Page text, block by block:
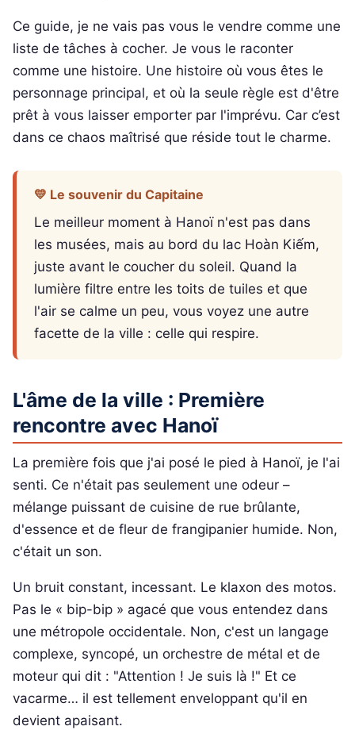
Ce guide, je ne vais pas vous le vendre comme une
liste de tâches à cocher. Je vous le raconter
comme une histoire. Une histoire où vous êtes le
personnage principal, et où la seule règle est d'être
prêt à vous laisser emporter par l'imprévu. Car c’est
dans ce chaos maîtrisé que réside tout le charme.
💛 Le souvenir du Capitaine
Le meilleur moment à Hanoï n'est pas dans
les musées, mais au bord du lac Hoàn Kiếm,
juste avant le coucher du soleil. Quand la
lumière filtre entre les toits de tuiles et que
l'air se calme un peu, vous voyez une autre
facette de la ville : celle qui respire.
L'âme de la ville : Première
rencontre avec Hanoï
La première fois que j'ai posé le pied à Hanoï, je l'ai
senti. Ce n'était pas seulement une odeur –
mélange puissant de cuisine de rue brûlante,
d'essence et de fleur de frangipanier humide. Non,
c'était un son.
Un bruit constant, incessant. Le klaxon des motos.
Pas le « bip-bip » agacé que vous entendez dans
une métropole occidentale. Non, c'est un langage
complexe, syncopé, un orchestre de métal et de
moteur qui dit : "Attention ! Je suis là !" Et ce
vacarme… il est tellement enveloppant qu'il en
devient apaisant.